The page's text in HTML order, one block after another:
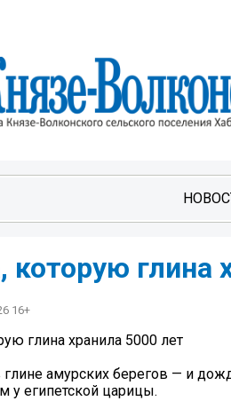
которую глина
16+
глина хранила 5000 лет
амурских берегов — и
у египетской царицы.